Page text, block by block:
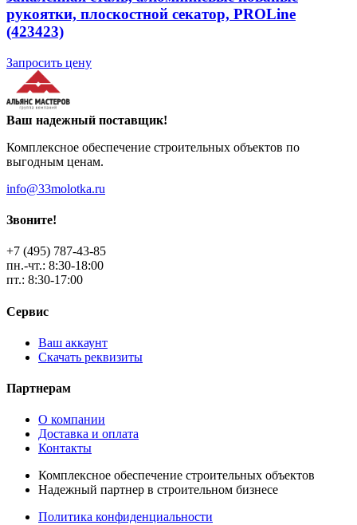
рукоятки, плоскостной секатор, PROLine
(423423)
Запросить цену
Ваш надежный поставщик!
Комплексное обеспечение строительных объектов по
выгодным ценам.
info@33molotka.ru
Звоните!
+7 (495) 787-43-85
пн.-чт.: 8:30-18:00
пт.: 8:30-17:00
Сервис
Ваш аккаунт
Скачать реквизиты
Партнерам
О компании
Доставка и оплата
Контакты
Комплексное обеспечение строительных объектов
Надежный партнер в строительном бизнесе
Политика конфиденциальности